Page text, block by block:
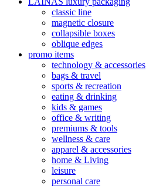
classic line
magnetic closure
collapsible boxes
oblique edges
promo items
technology & accessories
bags & travel
sports & recreation
eating & drinking
kids & games
office & writing
premiums & tools
wellness & care
apparel & accessories
home & Living
leisure
personal care